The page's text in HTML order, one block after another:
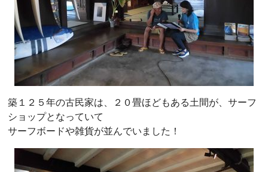
築１２５年の古民家は、２０畳ほどもある土間が、サーフ
ショップとなっていて
サーフボードや雑貨が並んでいました！